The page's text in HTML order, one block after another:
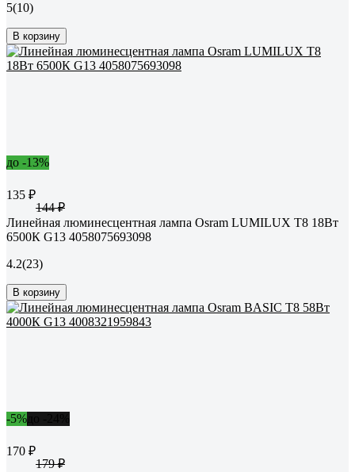
5(10)
В корзину
до -13%
135 ₽
144 ₽
Линейная люминесцентная лампа Osram LUMILUX T8 18Вт
6500К G13 4058075693098
4.2(23)
В корзину
-5%
170 ₽
179 ₽